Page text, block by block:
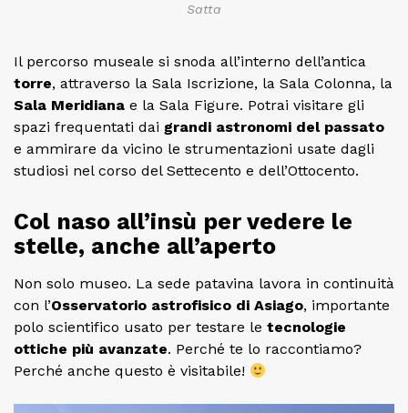
Satta
Il percorso museale si snoda all’interno dell’antica
torre, attraverso la Sala Iscrizione, la Sala Colonna, la
Sala Meridiana e la Sala Figure. Potrai visitare gli
spazi frequentati dai grandi astronomi del passato
e ammirare da vicino le strumentazioni usate dagli
studiosi nel corso del Settecento e dell’Ottocento.
Col naso all’insù per vedere le
stelle, anche all’aperto
Non solo museo. La sede patavina lavora in continuità
con l’Osservatorio astrofisico di Asiago, importante
polo scientifico usato per testare le tecnologie
ottiche più avanzate. Perché te lo raccontiamo?
Perché anche questo è visitabile!